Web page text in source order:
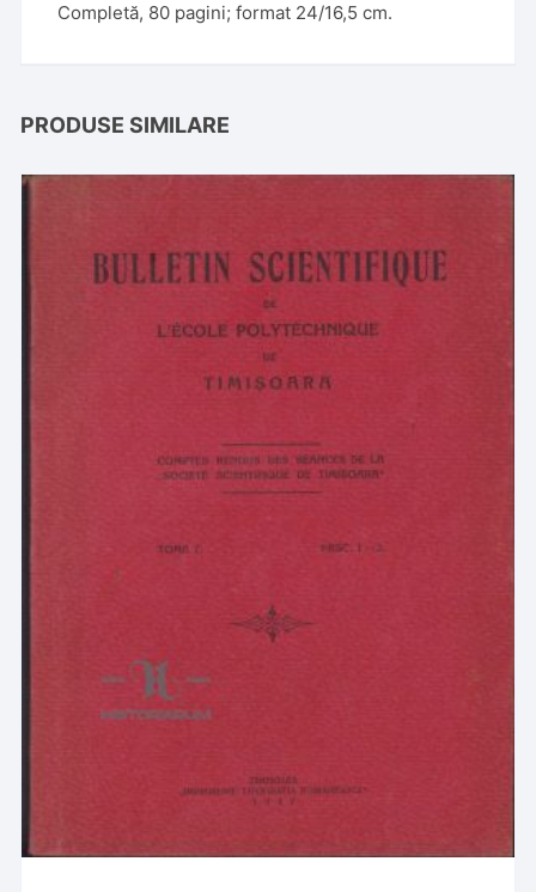
Completă, 80 pagini; format 24/16,5 cm.
PRODUSE SIMILARE